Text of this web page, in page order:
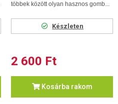
többek között olyan hasznos gomb...
Készleten
2 600 Ft
Kosárba rakom